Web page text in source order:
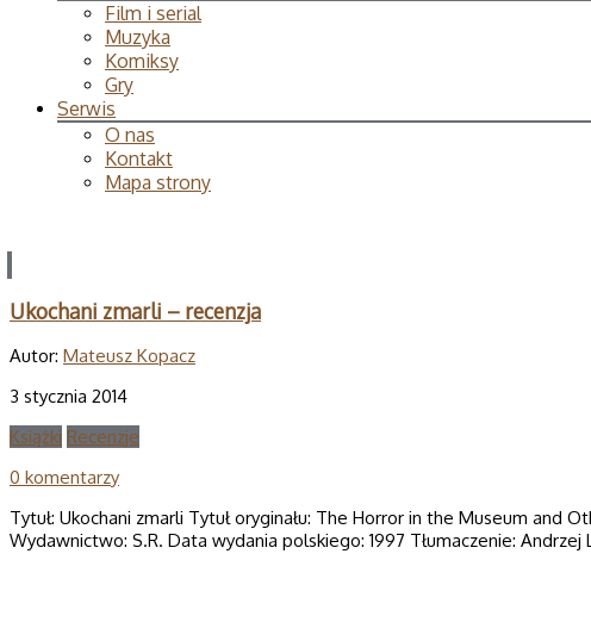
Film i serial
Muzyka
Komiksy
Gry
Serwis
O nas
Kontakt
Mapa strony
Ukochani zmarli – recenzja
Autor: Mateusz Kopacz
3 stycznia 2014
Książki Recenzje
0 komentarzy
Tytuł: Ukochani zmarli Tytuł oryginału: The Horror in the Museum and
Wydawnictwo: S.R. Data wydania polskiego: 1997 Tłumaczenie: Andrzej